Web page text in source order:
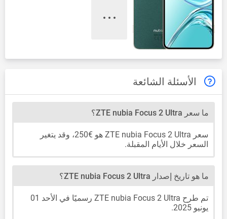
الأسئلة الشائعة
ما سعر ZTE nubia Focus 2 Ultra؟
سعر ZTE nubia Focus 2 Ultra هو €250، وقد يتغير
السعر خلال الأيام المقبلة.
ما هو تاريخ إصدار ZTE nubia Focus 2 Ultra؟
تم طرح ZTE nubia Focus 2 Ultra رسميًا في الأحد 01
يونيو 2025.